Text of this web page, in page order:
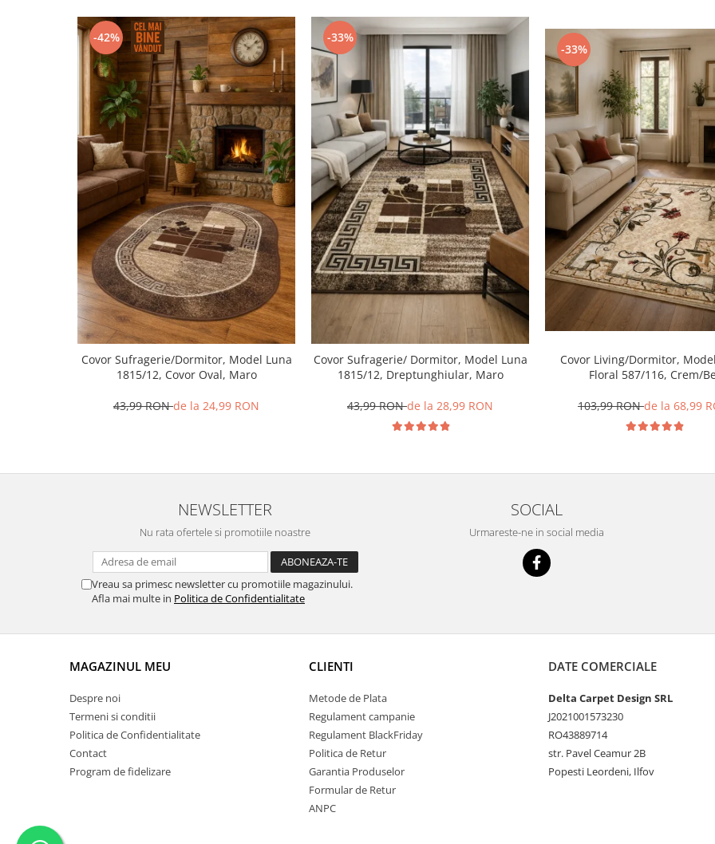
-42%
Covor Sufragerie/Dormitor, Model Luna
1815/12, Covor Oval, Maro
43,99 RONde la 24,99 RON
-33%
Covor Sufragerie/ Dormitor, Model Luna
1815/12, Dreptunghiular, Maro
43,99 RONde la 28,99 RON
-33%
Covor Living/Dormitor,
Floral 587/116, Crem/
103,99 RONde la 68,99
NEWSLETTER
Nu rata ofertele si promotiile noastre
Vreau sa primesc newsletter cu promotiile magazinului.
Afla mai multe in Politica de Confidentialitate
SOCIAL
Urmareste-ne in social media
MAGAZINUL MEU
Despre noi
Termeni si conditii
Politica de Confidentialitate
Contact
Program de fidelizare
CLIENTI
Metode de Plata
Regulament campanie
Regulament BlackFriday
Politica de Retur
Garantia Produselor
Formular de Retur
ANPC
DATE COMERCIALE
Delta Carpet Design SRL
J2021001573230
RO43889714
str. Pavel Ceamur 2B
Popesti Leordeni, Ilfov